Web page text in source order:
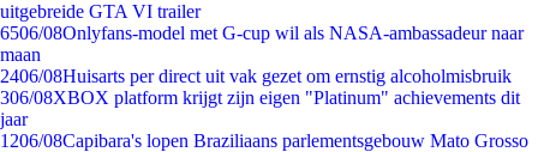
uitgebreide GTA VI trailer
6506/08Onlyfans-model met G-cup wil als NASA-ambassadeur naar
maan
2406/08Huisarts per direct uit vak gezet om ernstig alcoholmisbruik
306/08XBOX platform krijgt zijn eigen "Platinum" achievements dit
jaar
1206/08Capibara's lopen Braziliaans parlementsgebouw Mato Grosso